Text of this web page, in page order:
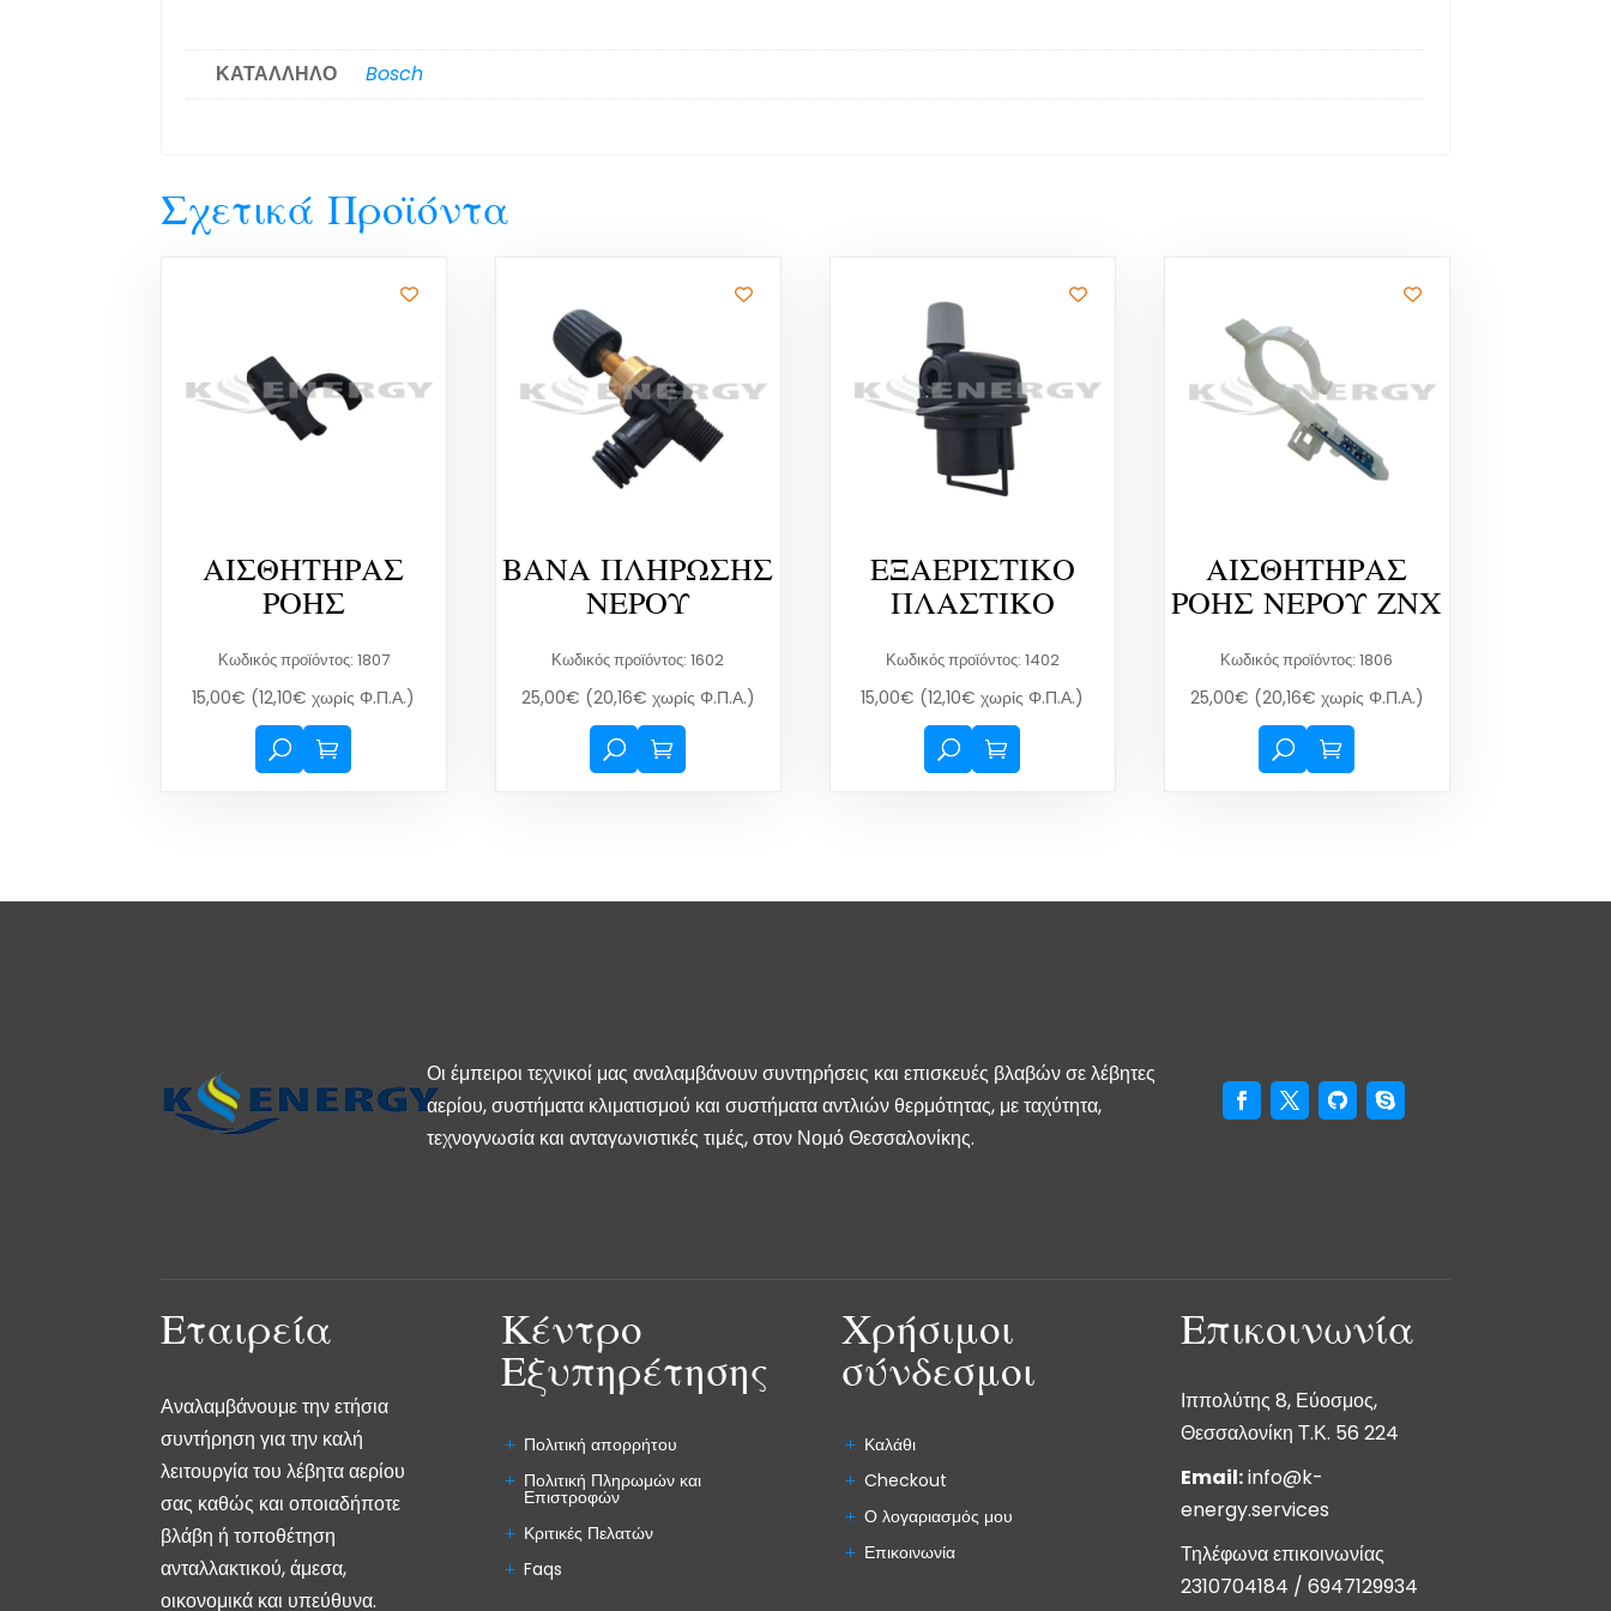
ΚΑΤΑΛΛΗΛΟ Bosch
Σχετικά Προϊόντα
ΑΙΣΘΗΤΗΡΑΣ
ΡΟΗΣ
Κωδικός προϊόντος: 1807
15,00€ (12,10€ χωρίς Φ.Π.Α.)
ΒΑΝΑ ΠΛΗΡΩΣΗΣ
ΝΕΡΟΥ
Κωδικός προϊόντος: 1602
25,00€ (20,16€ χωρίς Φ.Π.Α.)
ΕΞΑΕΡΙΣΤΙΚΟ
ΠΛΑΣΤΙΚΟ
Κωδικός προϊόντος: 1402
15,00€ (12,10€ χωρίς Φ.Π.Α.)
ΑΙΣΘΗΤΗΡΑΣ
ΡΟΗΣ ΝΕΡΟΥ ΖΝΧ
Κωδικός προϊόντος: 1806
25,00€ (20,16€ χωρίς Φ.Π.Α.)
Οι έμπειροι τεχνικοί μας αναλαμβάνουν συντηρήσεις και επισκευές βλαβών σε λέβητες
αερίου, συστήματα κλιματισμού και συστήματα αντλιών θερμότητας, με ταχύτητα,
τεχνογνωσία και ανταγωνιστικές τιμές, στον Νομό Θεσσαλονίκης.
Εταιρεία
Αναλαμβάνουμε την ετήσια
συντήρηση για την καλή
λειτουργία του λέβητα αερίου
σας καθώς και οποιαδήποτε
βλάβη ή τοποθέτηση
ανταλλακτικού, άμεσα,
οικονομικά και υπεύθυνα.
Κέντρο
Εξυπηρέτησης
Πολιτική απορρήτου
Πολιτική Πληρωμών και
Επιστροφών
Κριτικές Πελατών
Faqs
Χρήσιμοι
σύνδεσμοι
Καλάθι
Checkout
Ο λογαριασμός μου
Επικοινωνία
Επικοινωνία
Ιππολύτης 8, Εύοσμος,
Θεσσαλονίκη Τ.Κ. 56 224
Email:info@k-
energy.services
Τηλέφωνα επικοινωνίας
2310704184 /6947129934